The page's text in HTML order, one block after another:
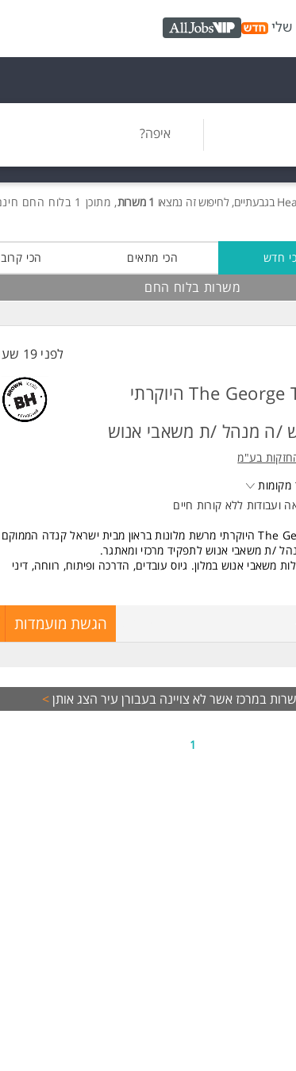
AllJobs VIP
איפה?
1 משרות , מתוכן 1 בלוח החם חינם!
חדש הכי מתאים הכי קרוב
משרות בלוח החם
לפני 19 שעות
למלון The George Tel Aviv היוקרתי
/ה מנהל /ת משאבי אנוש
בע"מ
מקומות
ועבודות ללא קורות חיים
למלון The George Tel Aviv היוקרתי מרשת מלונות בראון מבית ישראל קנדה הממוקם
/ת משאבי אנוש לתפקיד מרכזי ומאתגר.
משאבי אנוש במלון. גיוס עובדים, הדרכה ופיתוח, רווחה, דיני
ויחסי עבודה.
גבוהה להצליח, כושר ביטוי גבוה בכתב ובעל-פה.
המלונאי
לצד שיתוף פעולה עם הנהלה בכירה
ברמה גבוהה
עבודה מול ממשקים מרובים
הגשת מועמדות
הצג אותן>
1